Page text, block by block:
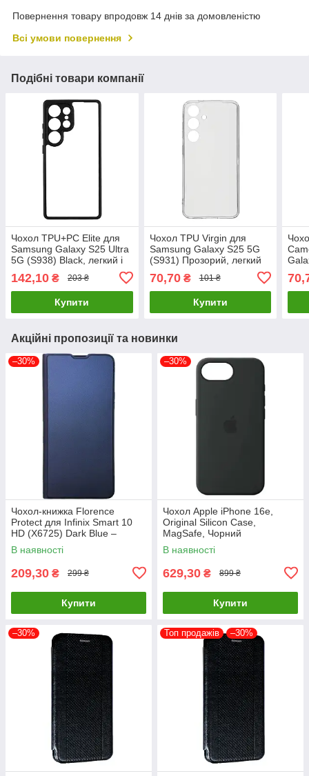
Повернення товару впродовж 14 днів за домовленістю
Всі умови повернення
Подібні товари компанії
Чохол TPU+PC Elite для
Samsung Galaxy S25 Ultra
5G (S938) Black, легкий і
міцний, захист від ударів
142,10 ₴ 203 ₴
Купити
Чохол TPU Virgin для
Samsung Galaxy S25 5G
(S931) Прозорий, легкий
ударів
70,70₴ 101 ₴
Купити
Акційні пропозиції та новинки
–30%
Чохол-книжка Florence
Protect для Infinix Smart 10
HD (X6725) Dark Blue –
стильний та надійний захист
смартфона з магнітно
В наявності
209,30 ₴ 299 ₴
Купити
–30%
Чохол Apple iPhone 16e,
Original Silicon Case,
MagSafe, Чорний
В наявності
629,30 ₴ 899 ₴
Купити
–30% Топ продажів –30%